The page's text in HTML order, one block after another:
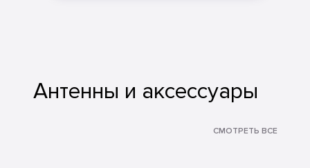
Антенны и аксессуары
СМОТРЕТЬ ВСЕ